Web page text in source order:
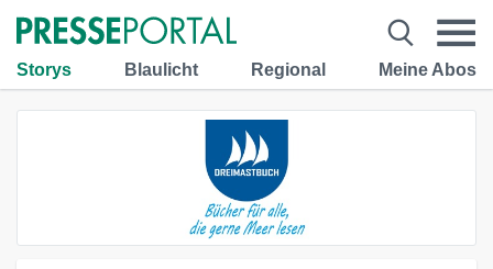
Storys Blaulicht Regional Meine Abos